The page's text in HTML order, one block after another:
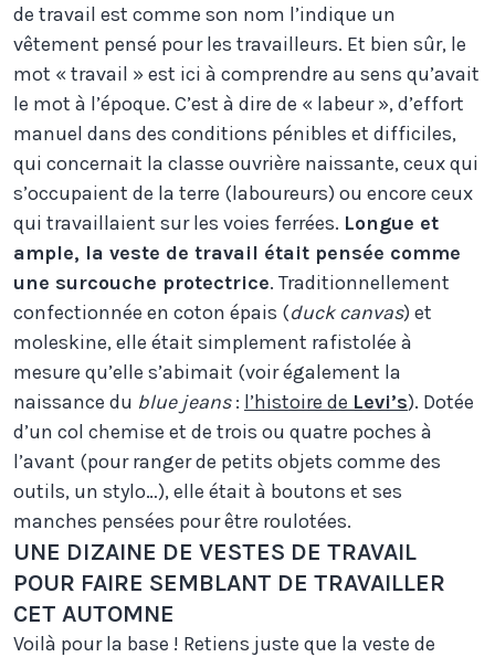
de travail est comme son nom l’indique un
vêtement pensé pour les travailleurs. Et bien sûr, le
mot « travail » est ici à comprendre au sens qu’avait
le mot à l’époque. C’est à dire de « labeur », d’effort
manuel dans des conditions pénibles et difficiles,
qui concernait la classe ouvrière naissante, ceux qui
s’occupaient de la terre (laboureurs) ou encore ceux
qui travaillaient sur les voies ferrées. Longue et
ample, la veste de travail était pensée comme
une surcouche protectrice. Traditionnellement
confectionnée en coton épais (duck canvas) et
moleskine, elle était simplement rafistolée à
mesure qu’elle s’abimait (voir également la
naissance du blue jeans: l’histoire de Levi’s). Dotée
d’un col chemise et de trois ou quatre poches à
l’avant (pour ranger de petits objets comme des
outils, un stylo…), elle était à boutons et ses
manches pensées pour être roulotées.
UNE DIZAINE DE VESTES DE TRAVAIL
POUR FAIRE SEMBLANT DE TRAVAILLER
CET AUTOMNE
Voilà pour la base ! Retiens juste que la veste de